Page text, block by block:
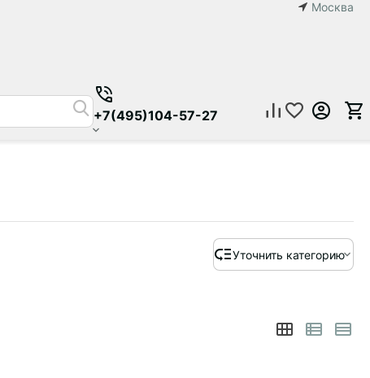
Москва
+7(495)104-57-27
Уточнить категорию